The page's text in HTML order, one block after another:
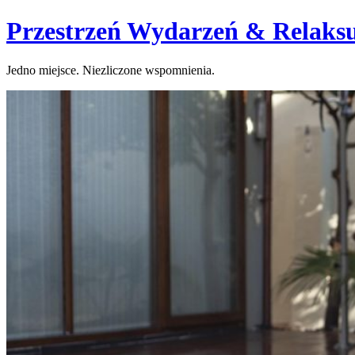
Skip
to
Przestrzeń Wydarzeń &
Jedno miejsce. Niezliczone wspomnienia.